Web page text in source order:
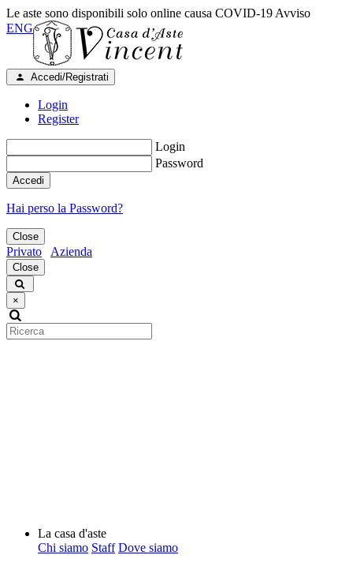
Le aste sono disponibili solo online causa COVID-19 Avviso
ENG
Accedi/Registrati
Login
Register
Login
Password
Accedi
Hai perso la Password?
Close
Privato Azienda
Close
×
La casa d'aste
Chi siamo Staff Dove siamo